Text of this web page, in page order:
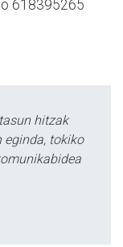
618395265
hitzak
eginda, tokiko